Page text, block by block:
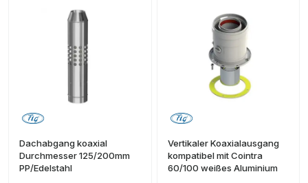
Dachabgang koaxial
Durchmesser 125/200mm
PP/Edelstahl
Vertikaler Koaxialausgang
kompatibel mit Cointra
60/100 weißes Aluminium